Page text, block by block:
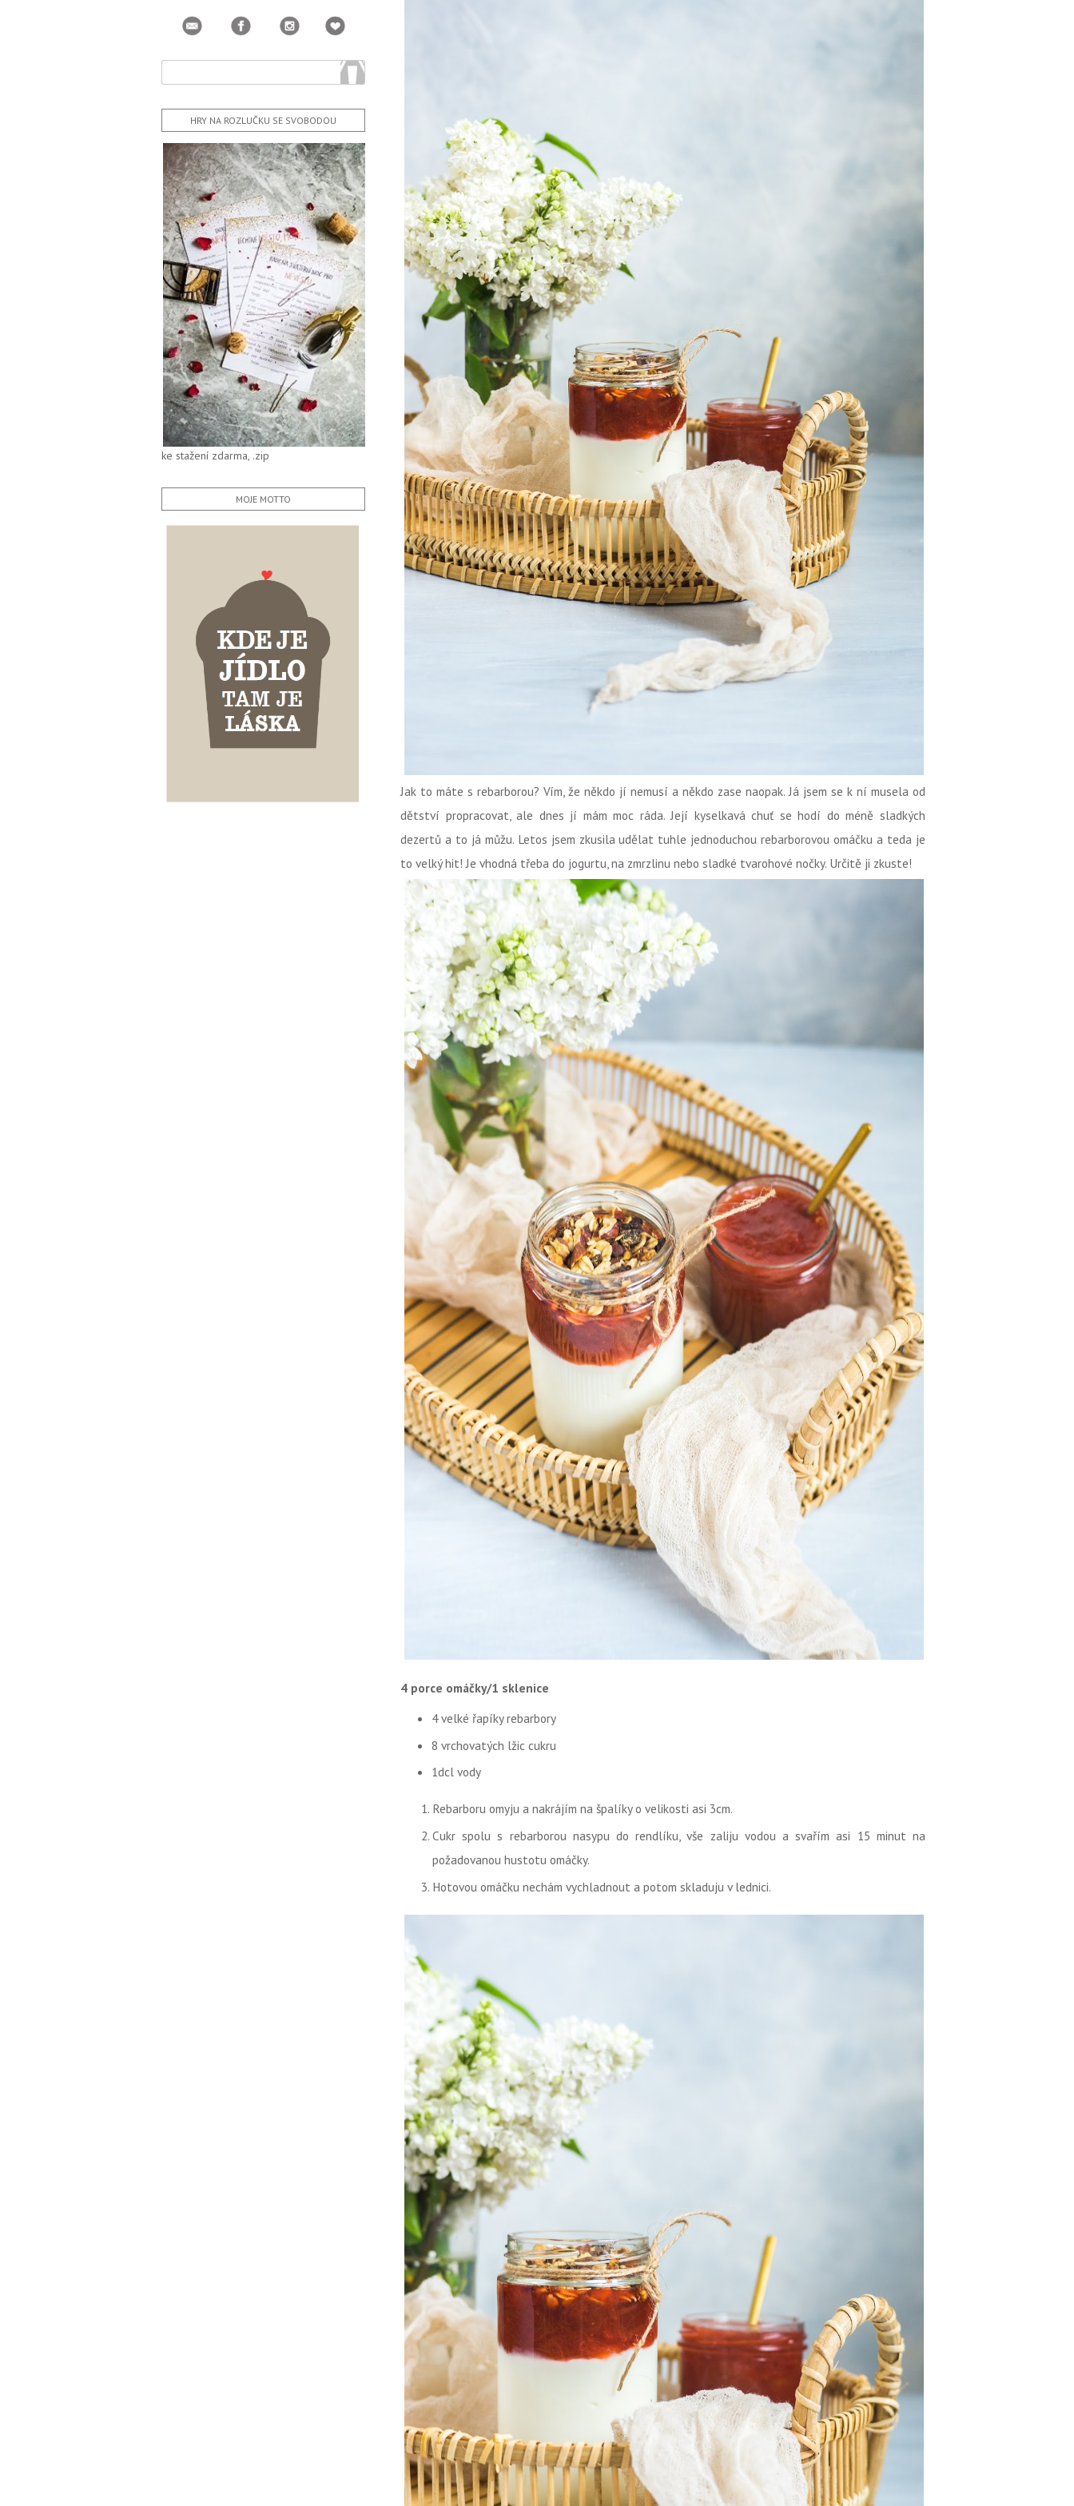
Jak to máte s rebarborou? Vím, že někdo jí nemusí a někdo zase naopak. Já jsem se k ní musela od
dětství propracovat, ale dnes jí mám moc ráda. Její kyselkavá chuť se hodí do méně sladkých
dezertů a to já můžu. Letos jsem zkusila udělat tuhle jednoduchou rebarborovou omáčku a teda je
to velký hit! Je vhodná třeba do jogurtu, na zmrzlinu nebo sladké tvarohové nočky. Určitě ji zkuste!
4 porce omáčky/1 sklenice
4 velké řapíky rebarbory
8 vrchovatých lžic cukru
1dcl vody
Rebarboru omyju a nakrájím na špalíky o velikosti asi 3cm.
Cukr spolu s rebarborou nasypu do rendlíku, vše zaliju vodou a svařím asi 15 minut na
požadovanou hustotu omáčky.
Hotovou omáčku nechám vychladnout a potom skladuju v lednici.
HRY NA ROZLUČKU SE SVOBODOU
ke stažení zdarma, .zip
MOJE MOTTO